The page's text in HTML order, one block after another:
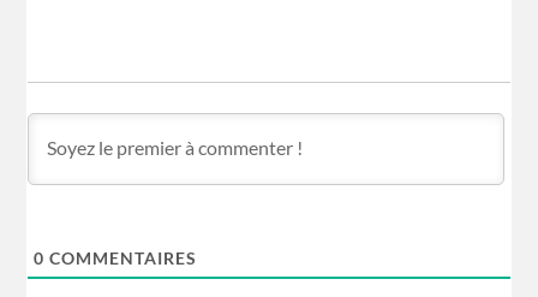
0 COMMENTAIRES